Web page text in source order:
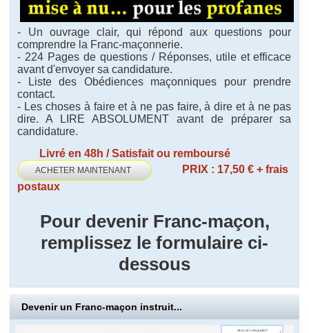
- Un ouvrage clair, qui répond aux questions pour
comprendre la Franc-maçonnerie.
- 224 Pages de questions / Réponses, utile et efficace
avant d'envoyer sa candidature.
- Liste des Obédiences maçonniques pour prendre
contact.
- Les choses à faire et à ne pas faire, à dire et à ne pas
dire. A LIRE ABSOLUMENT avant de préparer sa
candidature.
Livré en 48h / Satisfait ou remboursé
ACHETER MAINTENANT
PRIX : 17,50 € + frais
postaux
Pour devenir Franc-maçon,
remplissez le formulaire ci-
dessous
Devenir un Franc-maçon instruit...